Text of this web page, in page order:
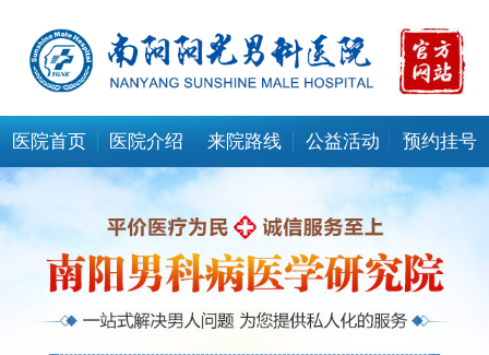
医院首页 医院介绍 来院路线 公益活动 预约挂号